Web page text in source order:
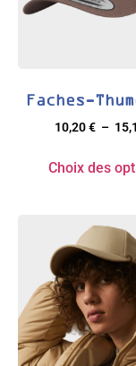
Faches-
10,20€ –
Choix des